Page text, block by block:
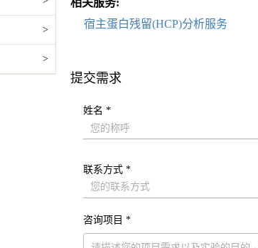
>
>
宿主蛋白残留(HCP)分析服务
提交需求
姓名 *
联系方式 *
咨询项目 *